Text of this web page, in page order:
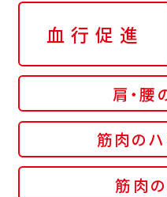
血行促進
肩・腰
筋肉のハ
筋肉